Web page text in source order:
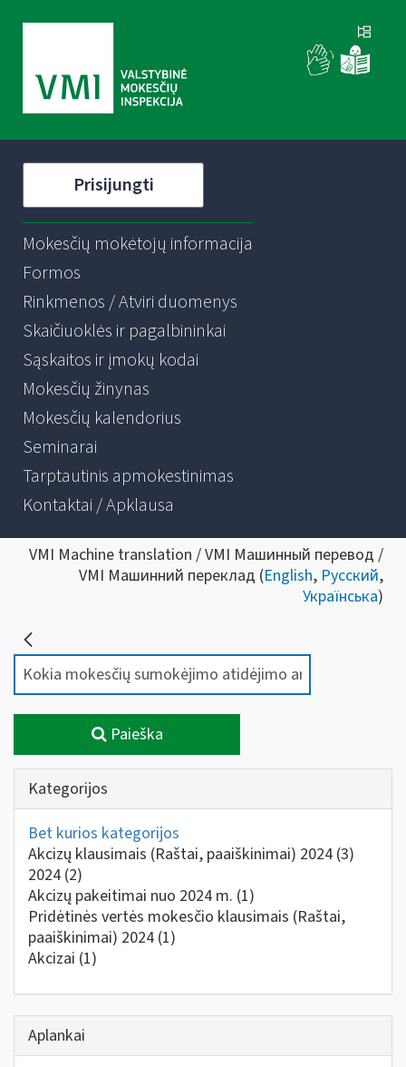
Prisijungti
Mokesčių mokėtojų informacija
Formos
Rinkmenos / Atviri duomenys
Skaičiuoklės ir pagalbininkai
Sąskaitos ir įmokų kodai
Mokesčių žinynas
Mokesčių kalendorius
Seminarai
Tarptautinis apmokestinimas
Kontaktai / Apklausa
VMI Machine translation / VMI Машинный перевод /
VMI Машинний переклад (English, Русский,
Українська)
Paieška
Kategorijos
Bet kurios kategorijos
Akcizų klausimais (Raštai, paaiškinimai) 2024 (3)
2024 (2)
Akcizų pakeitimai nuo 2024 m. (1)
Pridėtinės vertės mokesčio klausimais (Raštai,
paaiškinimai) 2024 (1)
Akcizai (1)
Aplankai